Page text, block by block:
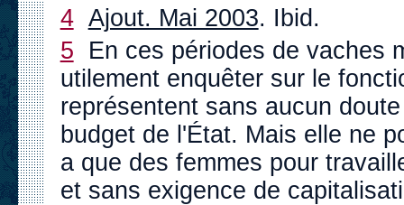
4 Ajout. Mai 2003. Ibid.
5
En ces périodes de vaches
utilement enquêter sur le
représentent sans aucun
budget de l'État. Mais elle ne
a que des femmes pour
et sans exigence de